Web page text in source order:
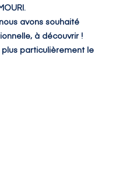
avons souhaité
à découvrir !
plus particulièrement le